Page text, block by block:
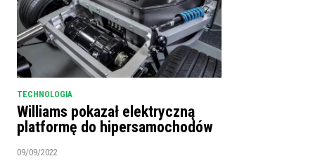
TECHNOLOGIA
Williams pokazał elektryczną
platformę do hipersamochodów
09/09/2022